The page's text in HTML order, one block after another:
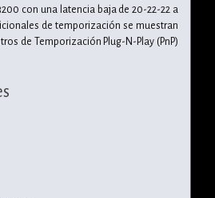
con una latencia baja de 20-22-22 a
de temporización se muestran
de Temporización Plug-N-Play (PnP)